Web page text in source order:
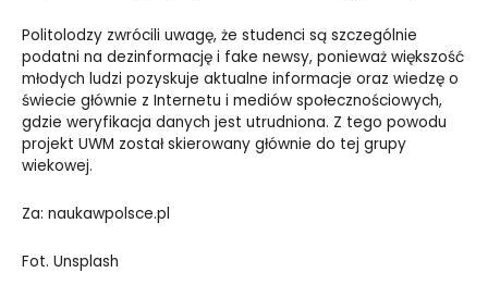
Politolodzy zwrócili uwagę, że studenci są szczególnie
podatni na dezinformację i fake newsy, ponieważ większość
młodych ludzi pozyskuje aktualne informacje oraz wiedzę o
świecie głównie z Internetu i mediów społecznościowych,
gdzie weryfikacja danych jest utrudniona. Z tego powodu
projekt UWM został skierowany głównie do tej grupy
wiekowej.
Za: naukawpolsce.pl
Fot. Unsplash